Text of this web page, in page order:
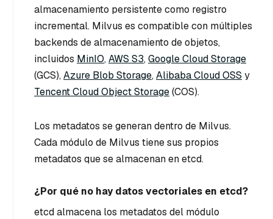
almacenamiento persistente como registro
incremental. Milvus es compatible con múltiples
backends de almacenamiento de objetos,
incluidos MinIO,AWS S3,Google Cloud Storage
(GCS),Azure Blob Storage,Alibaba Cloud OSS y
Tencent Cloud Object Storage(COS).
Los metadatos se generan dentro de Milvus.
Cada módulo de Milvus tiene sus propios
metadatos que se almacenan en etcd.
¿Por qué no hay datos vectoriales en etcd?
etcd almacena los metadatos del módulo